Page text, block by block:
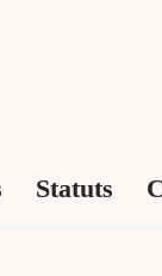
Statuts